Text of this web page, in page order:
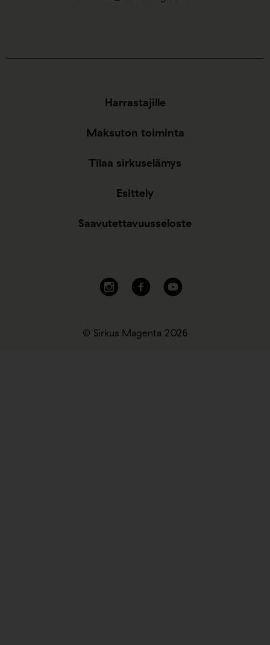
Harrastajille
Maksuton toiminta
Tilaa sirkuselämys
Esittely
Saavutettavuusseloste
© Sirkus Magenta 2026